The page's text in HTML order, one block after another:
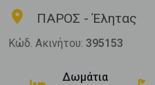
ΠΑΡΟΣ - Έλητας
Κώδ. Ακινήτου: 395153
Δωμάτια